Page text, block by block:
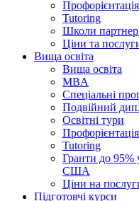
Профорієнтація
Tutoring
Школи
Ціни та
Вища освіта
Вища освіта
MBA
Спеціальні
Подвійний
Освітні тури
Профорієнтація
Tutoring
Гранти до 95%
США
Ціни на
Підготовчі курси